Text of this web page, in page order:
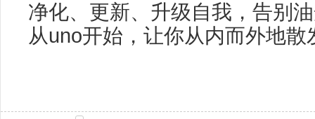
净化、更新、升级自我，告别
从uno开始，让你从内而外地